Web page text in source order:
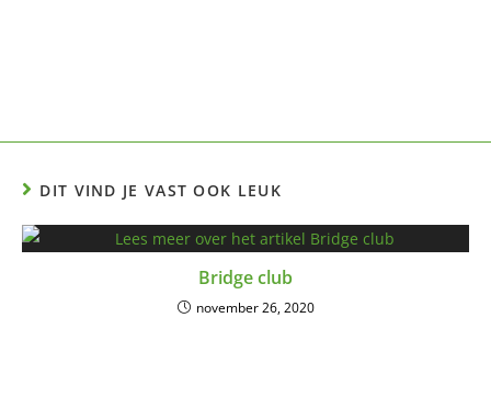
DIT VIND JE VAST OOK LEUK
Bridge club
november 26, 2020